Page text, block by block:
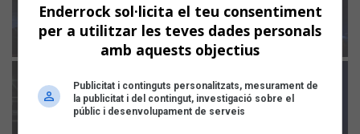
Enderrock sol·licita el teu consentiment
per a utilitzar les teves dades personals
amb aquests objectius
Publicitat i continguts personalitzats, mesurament de
la publicitat i del contingut, investigació sobre el
públic i desenvolupament de serveis